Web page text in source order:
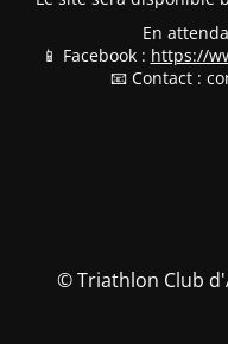
En
📱 Facebook : https://
📧 Contact :
© Triathlon Club